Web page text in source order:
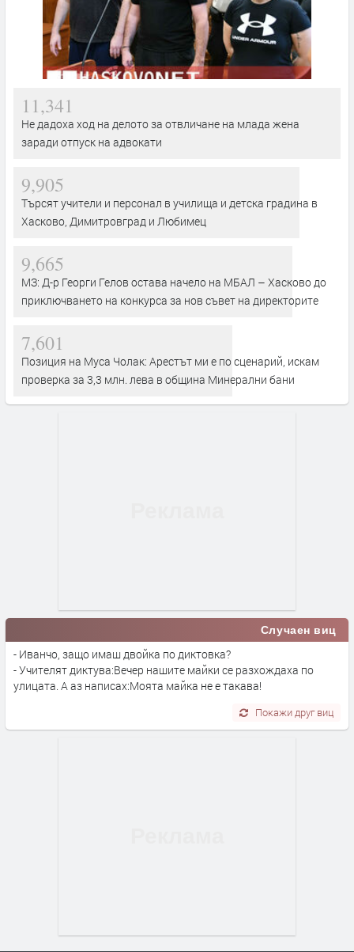
11,341
Не дадоха ход на делото за отвличане на млада жена
заради отпуск на адвокати
9,905
Търсят учители и персонал в училища и детска градина в
Хасково, Димитровград и Любимец
9,665
МЗ: Д-р Георги Гелов остава начело на МБАЛ – Хасково до
приключването на конкурса за нов съвет на директорите
7,601
Позиция на Муса Чолак: Арестът ми е по сценарий, искам
проверка за 3,3 млн. лева в община Минерални бани
Случаен виц
- Иванчо, защо имаш двойка по диктовка?
- Учителят диктува:Вечер нашите майки се разхождаха по
улицата. А аз написах:Моята майка не е такава!
Покажи друг виц